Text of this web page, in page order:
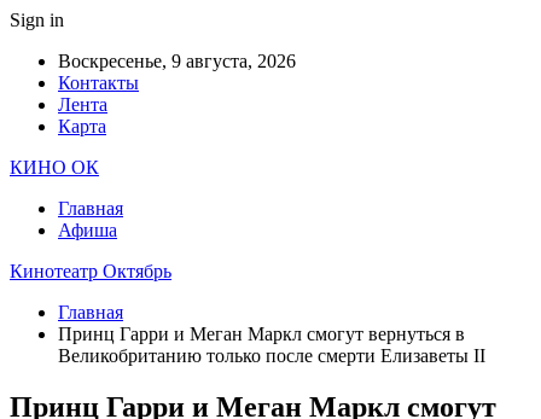
Sign in
Воскресенье, 9 августа, 2026
Контакты
Лента
Карта
КИНО ОК
Главная
Афиша
Кинотеатр Октябрь
Главная
Принц Гарри и Меган Маркл смогут вернуться в
Великобританию только после смерти Елизаветы II
Принц Гарри и Меган Маркл смогут